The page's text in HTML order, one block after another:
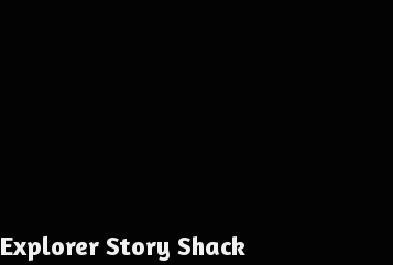
Explorer Story Shack